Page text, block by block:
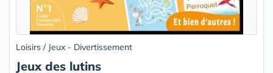
Loisirs / Jeux - Divertissement
Jeux des lutins